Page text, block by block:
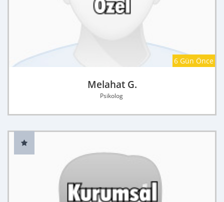
6 Gün Önce
Melahat G.
Psikolog